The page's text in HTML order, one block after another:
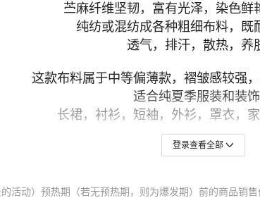
登录查看全部
活动）预热期（若无预热期，则为爆发期）前的商品